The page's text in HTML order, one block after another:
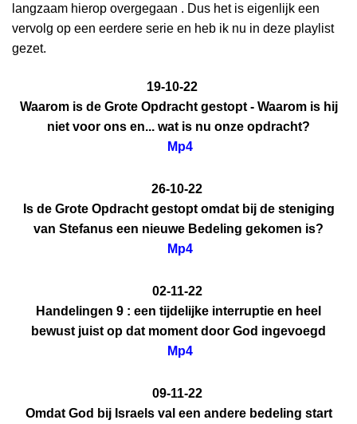
langzaam hierop overgegaan . Dus het is eigenlijk een
vervolg op een eerdere serie en heb ik nu in deze playlist
gezet.
19-10-22
Waarom is de Grote Opdracht gestopt - Waarom is hij
niet voor ons en... wat is nu onze opdracht?
Mp4
26-10-22
Is de Grote Opdracht gestopt omdat bij de steniging
van Stefanus een nieuwe Bedeling gekomen is?
Mp4
02-11-22
Handelingen 9 : een tijdelijke interruptie en heel
bewust juist op dat moment door God ingevoegd
Mp4
09-11-22
Omdat God bij Israels val een andere bedeling start